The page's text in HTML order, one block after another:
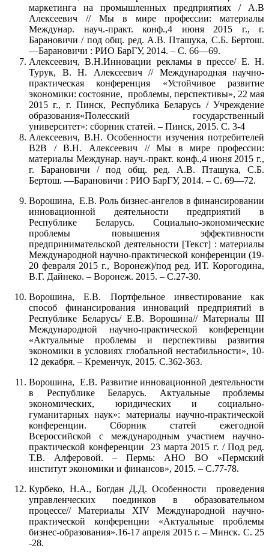
маркетинга на промышленных предприятиях / А.В
Алексеевич // Мы в мире профессии: материалы
Междунар. науч.-практ. конф.,4 июня 2015 г., г.
Барановичи / под общ. ред. А.В. Пташука, С.Б. Бертош.
—Барановичи : РИО БарГУ, 2014. – С. 66—69.
Алексеевич, В.Н.Инновации рекламы в прессе/ Е. Н.
Турук, В. Н. Алексеевич // Международная научно-
практическая конференция «Устойчивое развитие
экономики: состояние, проблемы, перспективы», 22 мая
2015 г., г. Пинск, Республика Беларусь / Учреждение
образования«Полесский государственный
университет»: сборник статей. – Пинск, 2015. С. 3-4
Алексеевич, В.Н. Особенности изучения потребителей
В2В / В.Н. Алексеевич // Мы в мире профессии:
материалы Междунар. науч.-практ. конф.,4 июня 2015 г.,
г. Барановичи / под общ. ред. А.В. Пташука, С.Б.
Бертош. —Барановичи : РИО БарГУ, 2014. – С. 69—72.
Ворошина, Е.В. Роль бизнес-ангелов в финансировании
инновационной деятельности предприятий в
Республике Беларусь. Социально-экономические
проблемы повышения эффективности
предпринимательской деятельности [Текст] : материалы
Международной научно-практической конференции (19-
20 февраля 2015 г., Воронеж)/под ред. ИТ. Корогодина,
В.Г. Дайнеко. – Воронеж. 2015. – С.27-30.
Ворошина, Е.В. Портфельное инвестирование как
способ финансирования инноваций предприятий в
Республике Беларусь/ Е.В. Ворошина// Материалы III
Международной научно-практической конференции
«Актуальные проблемы и перспективы развития
экономики в условиях глобальной нестабильности», 10-
12 декабря. – Кременчук, 2015. С.362-363.
Ворошина, Е.В. Развитие инновационной деятельности
в Республике Беларусь. Актуальные проблемы
экономических, юридических и социально-
гуманитарных наук»: материалы научно-практической
конференции. Сборник статей ежегодной
Всероссийской с международным участием научно-
практической конференции 23 марта 2015 г. / Под ред.
Т.В. Алферовой. – Пермь: АНО ВО «Пермский
институт экономики и финансов», 2015. – С.77-78.
Курбеко, Н.А., Богдан Д.Д. Особенности проведения
управленческих поединков в образовательном
процессе// Материалы XIV Международной научно-
практической конференции «Актуальные проблемы
бизнес-образования».16-17 апреля 2015 г. – Минск. С. 25
-28.